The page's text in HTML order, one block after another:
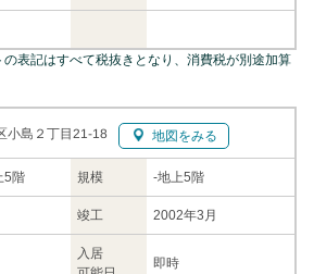
小島２丁目21-18 地図をみる
5階 規模 -地上5階
竣工 2002年3月
入居
即時
表記はすべて税抜きとなり、消費税が別途加算